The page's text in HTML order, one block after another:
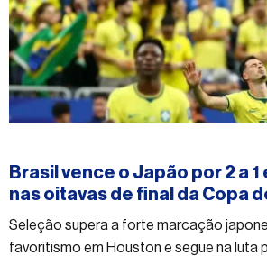
Brasil vence o Japão por 2 a
nas oitavas de final da Copa
Seleção supera a forte marcação
favoritismo em Houston e segue na luta